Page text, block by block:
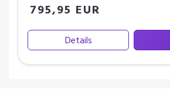
795,95 EUR
Details